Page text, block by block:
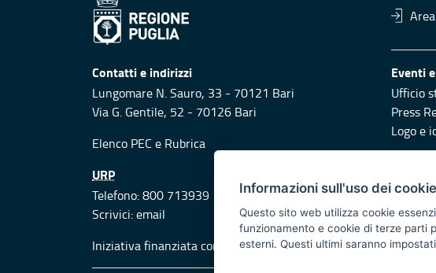
Contatti e indirizzi
Lungomare N. Sauro, 33 - 70121 Bari
Via G. Gentile, 52 - 70126 Bari
Elenco PEC e Rubrica
Eventi
Ufficio
Press
Logo e
URP
Telefono: 800 713939
Scrivici:email
Iniziativa finanziata con risorse del POR Puglia 2014/2020 -
Informazioni sull'uso dei
Questo sito web utilizza cookie
funzionamento e cookie di terze parti
esterni. Questi ultimi saranno